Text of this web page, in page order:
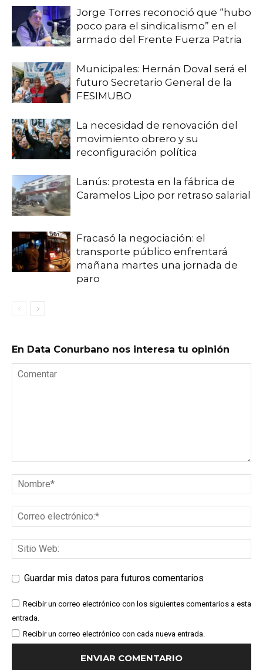
Jorge Torres reconoció que “hubo
poco para el sindicalismo” en el
armado del Frente Fuerza Patria
Municipales: Hernán Doval será el
futuro Secretario General de la
FESIMUBO
La necesidad de renovación del
movimiento obrero y su
reconfiguración política
Lanús: protesta en la fábrica de
Caramelos Lipo por retraso salarial
Fracasó la negociación: el
transporte público enfrentará
mañana martes una jornada de
paro
En Data Conurbano nos interesa tu opinión
Guardar mis datos para futuros comentarios
Recibir un correo electrónico con los siguientes comentarios a esta
entrada.
Recibir un correo electrónico con cada nueva entrada.